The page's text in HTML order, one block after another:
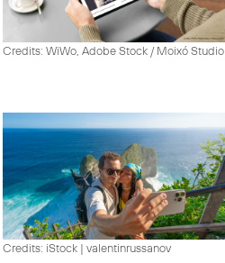
Credits: WiWo, Adobe Stock / Moixó Studio
Credits: iStock | valentinrussanov